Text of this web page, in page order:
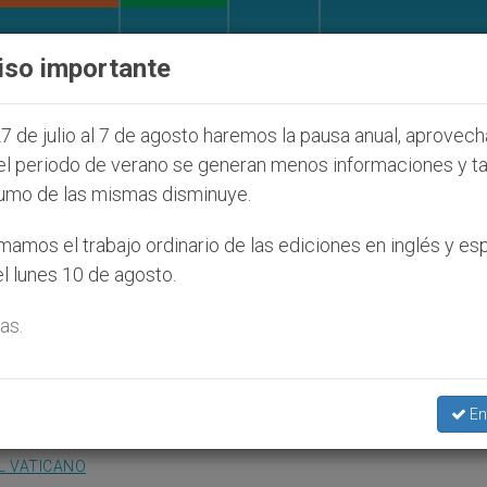
judíos que afecta a cristianos (y no sólo) en Tierra
Jubileo, momento para
país centroamericano
VATICANO
importante
de julio al 7 de agosto haremos la pausa anual,
periodo de verano se generan menos informaciones y
de las mismas disminuye.
el trabajo ordinario de las ediciones en inglés y
lunes 10 de agosto.